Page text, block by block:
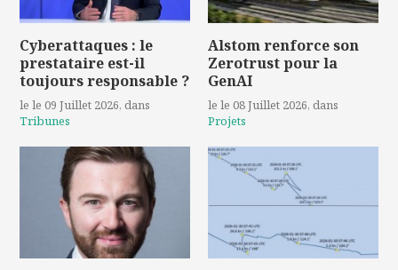
Cyberattaques : le
prestataire est-il
toujours responsable ?
le le 09 Juillet 2026, dans
Tribunes
Alstom renforce son
Zerotrust pour la
GenAI
le le 08 Juillet 2026, dans
Projets